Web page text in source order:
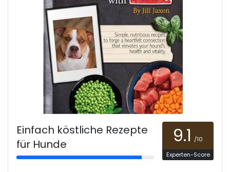
Einfach köstliche Rezepte
für Hunde
9.1 /10
Experten-Score